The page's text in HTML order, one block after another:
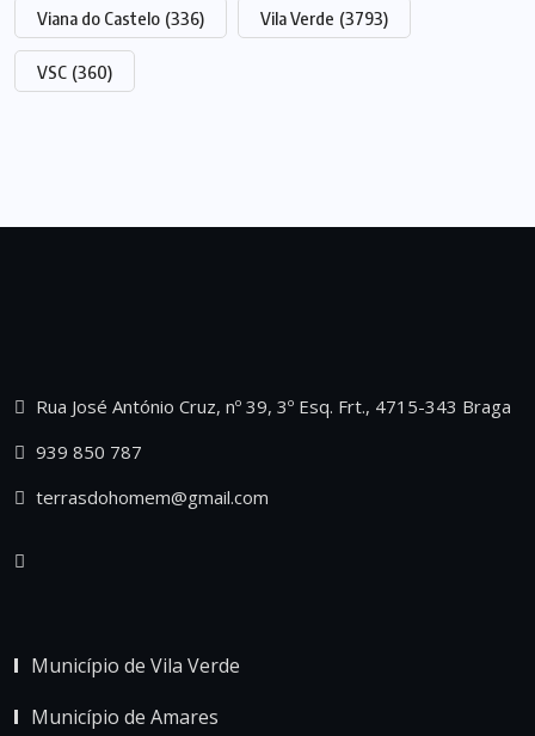
Viana do Castelo (336) Vila Verde (3793)
VSC (360)
Rua José António Cruz, nº 39, 3º Esq. Frt., 4715-343 Braga
939 850 787
terrasdohomem@gmail.com
Município de Vila Verde
Município de Amares